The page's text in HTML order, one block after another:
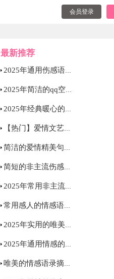
会员登录
最新推荐
2025年通用伤感语录大汇总52句
2025年简洁的qq空间爱情句子集合75条
2025年经典暖心的情感语录大合集80句
【热门】爱情文艺句子摘录100句
简洁的爱情精美句子锦集38条
简短的非主流伤感语录锦集66条
2025年常用非主流伤感语录集锦54句
常用感人的情感语录集合58句
2025年实用的唯美伤感的语录合集70句
2025年通用情感的语录汇编76句
唯美的情感语录摘录70句